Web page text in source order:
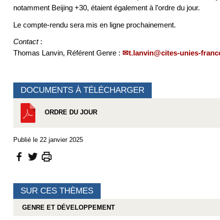
notamment Beijing +30, étaient également à l’ordre du jour.
Le compte-rendu sera mis en ligne prochainement.
Contact:
Thomas Lanvin, Référent Genre :
t.lanvin@cites-unies-
DOCUMENTS À TÉLÉCHARGER
ORDRE DU JOUR
Publié le 22 janvier 2025
SUR CES THÈMES
GENRE ET DÉVELOPPEMENT